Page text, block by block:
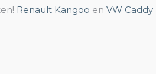
Renault Kangoo en VW Caddy